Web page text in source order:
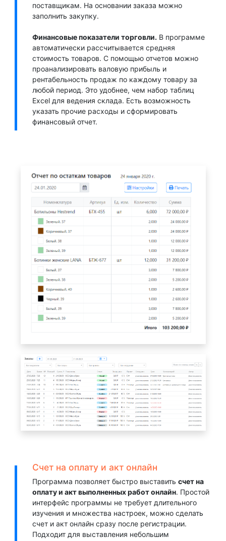
поставщикам. На основании заказа можно
заполнить закупку.
Финансовые показатели торговли. В программе
автоматически рассчитывается средняя
стоимость товаров. С помощью отчетов можно
проанализировать валовую прибыль и
рентабельность продаж по каждому товару за
любой период. Это удобнее, чем набор таблиц
Excel для ведения склада. Есть возможность
указать прочие расходы и сформировать
финансовый отчет.
Счет на оплату и акт онлайн
Программа позволяет быстро выставить счет на
оплату и акт выполненных работ онлайн. Простой
интерфейс программы не требует длительного
изучения и множества настроек, можно сделать
счет и акт онлайн сразу после регистрации.
Подходит для выставления небольшим